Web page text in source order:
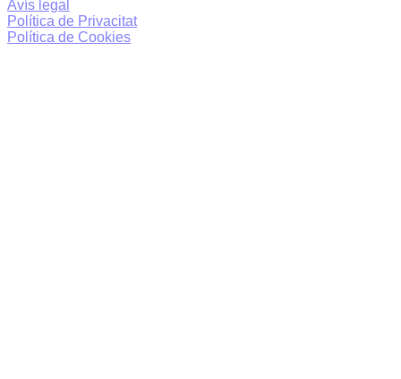
Avís legal
Política de Privacitat
Política de Cookies